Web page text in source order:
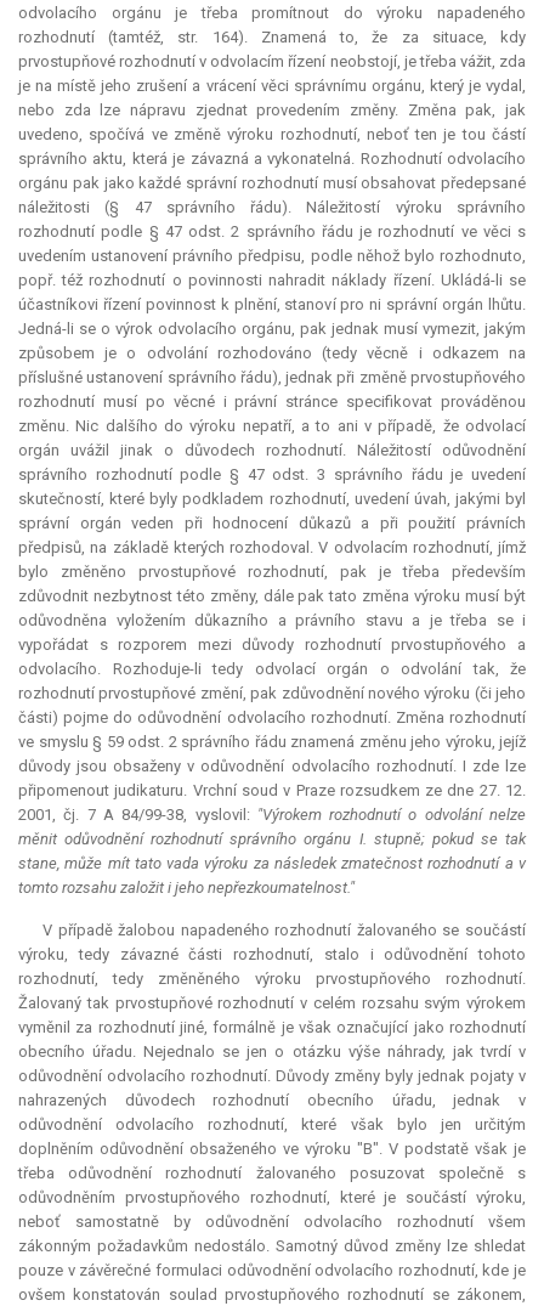
odvolacího orgánu je třeba promítnout do výroku napadeného
rozhodnutí (tamtéž, str. 164). Znamená to, že za situace, kdy
prvostupňové rozhodnutí v odvolacím řízení neobstojí, je třeba vážit, zda
je na místě jeho zrušení a vrácení věci správnímu orgánu, který je vydal,
nebo zda lze nápravu zjednat provedením změny. Změna pak, jak
uvedeno, spočívá ve změně výroku rozhodnutí, neboť ten je tou částí
správního aktu, která je závazná a vykonatelná. Rozhodnutí odvolacího
orgánu pak jako každé správní rozhodnutí musí obsahovat předepsané
náležitosti (§ 47 správního řádu). Náležitostí výroku správního
rozhodnutí podle § 47 odst. 2 správního řádu je rozhodnutí ve věci s
uvedením ustanovení právního předpisu, podle něhož bylo rozhodnuto,
popř. též rozhodnutí o povinnosti nahradit náklady řízení. Ukládá-li se
účastníkovi řízení povinnost k plnění, stanoví pro ni správní orgán lhůtu.
Jedná-li se o výrok odvolacího orgánu, pak jednak musí vymezit, jakým
způsobem je o odvolání rozhodováno (tedy věcně i odkazem na
příslušné ustanovení správního řádu), jednak při změně prvostupňového
rozhodnutí musí po věcné i právní stránce specifikovat prováděnou
změnu. Nic dalšího do výroku nepatří, a to ani v případě, že odvolací
orgán uvážil jinak o důvodech rozhodnutí. Náležitostí odůvodnění
správního rozhodnutí podle § 47 odst. 3 správního řádu je uvedení
skutečností, které byly podkladem rozhodnutí, uvedení úvah, jakými byl
správní orgán veden při hodnocení důkazů a při použití právních
předpisů, na základě kterých rozhodoval. V odvolacím rozhodnutí, jímž
bylo změněno prvostupňové rozhodnutí, pak je třeba především
zdůvodnit nezbytnost této změny, dále pak tato změna výroku musí být
odůvodněna vyložením důkazního a právního stavu a je třeba se i
vypořádat s rozporem mezi důvody rozhodnutí prvostupňového a
odvolacího. Rozhoduje-li tedy odvolací orgán o odvolání tak, že
rozhodnutí prvostupňové změní, pak zdůvodnění nového výroku (či jeho
části) pojme do odůvodnění odvolacího rozhodnutí. Změna rozhodnutí
ve smyslu § 59 odst. 2 správního řádu znamená změnu jeho výroku, jejíž
důvody jsou obsaženy v odůvodnění odvolacího rozhodnutí. I zde lze
připomenout judikaturu. Vrchní soud v Praze rozsudkem ze dne 27. 12.
2001, čj. 7 A 84/99-38, vyslovil: "Výrokem rozhodnutí o odvolání nelze
měnit odůvodnění rozhodnutí správního orgánu I. stupně; pokud se tak
stane, může mít tato vada výroku za následek zmatečnost rozhodnutí a v
tomto rozsahu založit i jeho nepřezkoumatelnost."
V případě žalobou napadeného rozhodnutí žalovaného se součástí
výroku, tedy závazné části rozhodnutí, stalo i odůvodnění tohoto
rozhodnutí, tedy změněného výroku prvostupňového rozhodnutí.
Žalovaný tak prvostupňové rozhodnutí v celém rozsahu svým výrokem
vyměnil za rozhodnutí jiné, formálně je však označující jako rozhodnutí
obecního úřadu. Nejednalo se jen o otázku výše náhrady, jak tvrdí v
odůvodnění odvolacího rozhodnutí. Důvody změny byly jednak pojaty v
nahrazených důvodech rozhodnutí obecního úřadu, jednak v
odůvodnění odvolacího rozhodnutí, které však bylo jen určitým
doplněním odůvodnění obsaženého ve výroku "B". V podstatě však je
třeba odůvodnění rozhodnutí žalovaného posuzovat společně s
odůvodněním prvostupňového rozhodnutí, které je součástí výroku,
neboť samostatně by odůvodnění odvolacího rozhodnutí všem
zákonným požadavkům nedostálo. Samotný důvod změny lze shledat
pouze v závěrečné formulaci odůvodnění odvolacího rozhodnutí, kde je
ovšem konstatován soulad prvostupňového rozhodnutí se zákonem,